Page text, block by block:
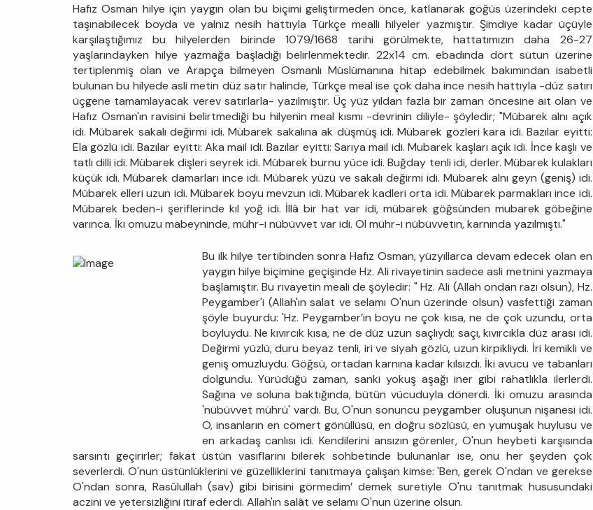
Hafız Osman hilye için yaygın olan bu biçimi geliştirmeden önce, katlanarak göğüs üzerindeki cepte
taşınabilecek boyda ve yalnız nesih hattıyla Türkçe mealli hilyeler yazmıştır. Şimdiye kadar üçüyle
karşılaştığımız bu hilyelerden birinde 1079/1668 tarihi görülmekte, hattatımızın daha 26-27
yaşlarındayken hilye yazmağa başladığı belirlenmektedir. 22x14 cm. ebadında dört sütun üzerine
tertiplenmiş olan ve Arapça bilmeyen Osmanlı Müslümanına hitap edebilmek bakımından isabetli
bulunan bu hilyede asli metin düz satır halinde, Türkçe meal ise çok daha ince nesih hattıyla -düz satırı
üçgene tamamlayacak verev satırlarla- yazılmıştır. Üç yüz yıldan fazla bir zaman öncesine ait olan ve
Hafız Osman'ın ravisini belirtmediği bu hilyenin meal kısmı -devrinin diliyle- şöyledir; "Mübarek alnı açık
idi. Mübarek sakalı değirmi idi. Mübarek sakalına ak düşmüş idi. Mübarek gözleri kara idi. Bazılar eyitti:
Ela gözlü idi. Bazılar eyitti: Aka mail idi. Bazılar eyitti: Sarıya mail idi. Mubarek kaşları açık idi. İnce kaşlı ve
tatlı dilli idi. Mübarek dişleri seyrek idi. Mübarek burnu yüce idi. Buğday tenli idi, derler. Mübarek kulakları
küçük idi. Mübarek damarları ince idi. Mübarek yüzü ve sakalı değirmi idi. Mübarek alnı geyn (geniş) idi.
Mübarek elleri uzun idi. Mübarek boyu mevzun idi. Mübarek kadleri orta idi. Mübarek parmakları ince idi.
Mübarek beden-i şeriflerinde kıl yoğ idi. İllâ bir hat var idi, mübarek göğsünden mubarek göbeğine
varınca. İki omuzu mabeyninde, mühr-i nübüvvet var idi. Ol mühr-i nübüvvetin, karnında yazılmıştı."
Bu ilk hilye tertibinden sonra Hafız Osman, yüzyıllarca devam edecek olan en
yaygın hilye biçimine geçişinde Hz. Ali rivayetinin sadece asli metnini yazmaya
başlamıştır. Bu rivayetin meali de şöyledir: " Hz. Ali (Allah ondan razı olsun), Hz.
Peygamber'i (Allah'ın salat ve selamı O'nun üzerinde olsun) vasfettiği zaman
şöyle buyurdu: 'Hz. Peygamber’in boyu ne çok kısa, ne de çok uzundu, orta
boyluydu. Ne kıvırcık kısa, ne de düz uzun saçlıydı; saçı, kıvırcıkla düz arası idi.
Değirmi yüzlü, duru beyaz tenli, iri ve siyah gözlü, uzun kirpikliydi. İri kemikli ve
geniş omuzluydu. Göğsü, ortadan karnına kadar kılsızdı. İki avucu ve tabanları
dolgundu. Yürüdüğü zaman, sanki yokuş aşağı iner gibi rahatlıkla ilerlerdi.
Sağına ve soluna baktığında, bütün vücuduyla dönerdi. İki omuzu arasında
'nübüvvet mührü' vardı. Bu, O'nun sonuncu peygamber oluşunun nişanesi idi.
O, insanların en cömert gönüllüsü, en doğru sözlüsü, en yumuşak huylusu ve
en arkadaş canlısı idi. Kendilerini ansızın görenler, O'nun heybeti karşısında
sarsıntı geçirirler; fakat üstün vasıflarını bilerek sohbetinde bulunanlar ise, onu her şeyden çok
severlerdi. O'nun üstünlüklerini ve güzelliklerini tanıtmaya çalışan kimse: 'Ben, gerek O'ndan ve gerekse
O'ndan sonra, Rasûlullah (sav) gibi birisini görmedim’ demek suretiyle O'nu tanıtmak hususundaki
aczini ve yetersizliğini itiraf ederdi. Allah'ın salât ve selamı O'nun üzerine olsun.